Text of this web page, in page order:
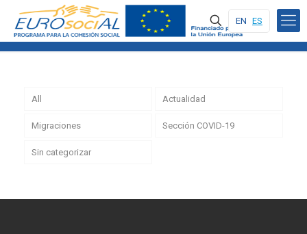
EN ES
All Actualidad
Migraciones Sección COVID-19
Sin categorizar